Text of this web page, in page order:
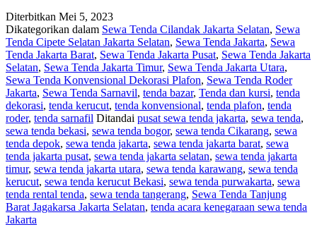
Diterbitkan Mei 5, 2023
Dikategorikan dalam Sewa Tenda Cilandak Jakarta Selatan, Sewa
Tenda Cipete Selatan Jakarta Selatan, Sewa Tenda Jakarta, Sewa
Tenda Jakarta Barat, Sewa Tenda Jakarta Pusat, Sewa Tenda Jakarta
Selatan, Sewa Tenda Jakarta Timur, Sewa Tenda Jakarta Utara,
Sewa Tenda Konvensional Dekorasi Plafon, Sewa Tenda Roder
Jakarta, Sewa Tenda Sarnavil, tenda bazar, Tenda dan kursi, tenda
dekorasi, tenda kerucut, tenda konvensional, tenda plafon, tenda
roder, tenda sarnafil Ditandai pusat sewa tenda jakarta, sewa tenda,
sewa tenda bekasi, sewa tenda bogor, sewa tenda Cikarang, sewa
tenda depok, sewa tenda jakarta, sewa tenda jakarta barat, sewa
tenda jakarta pusat, sewa tenda jakarta selatan, sewa tenda jakarta
timur, sewa tenda jakarta utara, sewa tenda karawang, sewa tenda
kerucut, sewa tenda kerucut Bekasi, sewa tenda purwakarta, sewa
tenda rental tenda, sewa tenda tangerang, Sewa Tenda Tanjung
Barat Jagakarsa Jakarta Selatan, tenda acara kenegaraan sewa tenda
Jakarta